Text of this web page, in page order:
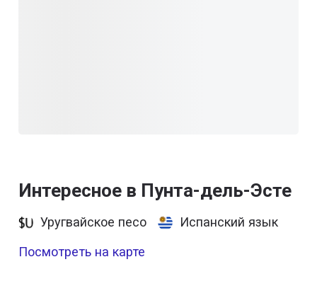
Интересное в Пунта-дель-Эсте
Уругвайское песо
Испанский язык
Посмотреть на карте